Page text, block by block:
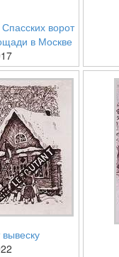
ворот
в Москве